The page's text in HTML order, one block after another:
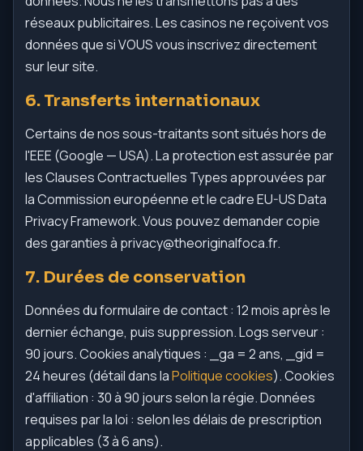
réseaux publicitaires. Les casinos ne reçoivent vos
données que si VOUS vous inscrivez directement
sur leur site.
6. Transferts internationaux
Certains de nos sous-traitants sont situés hors de
l'EEE (Google — USA). La protection est assurée par
les Clauses Contractuelles Types approuvées par
la Commission européenne et le cadre EU-US Data
Privacy Framework. Vous pouvez demander copie
des garanties à privacy@theoriginalfoca.fr.
7. Durées de conservation
Données du formulaire de contact : 12 mois après le
dernier échange, puis suppression. Logs serveur :
90 jours. Cookies analytiques : _ga = 2 ans, _gid =
24 heures (détail dans laPolitique cookies). Cookies
d'affiliation : 30 à 90 jours selon la régie. Données
requises par la loi : selon les délais de prescription
applicables (3 à 6 ans).